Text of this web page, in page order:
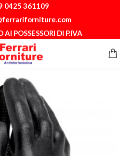
0425 361109
POSSESSORI DI P.IVA